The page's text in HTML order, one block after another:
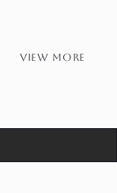
view more